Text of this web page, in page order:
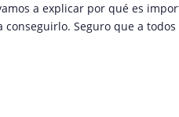
a explicar por qué es
Seguro que a todos